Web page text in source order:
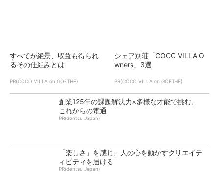
すべてが絶景、収益も得られ
るその仕組みとは
PR(COCO VILLA on GOETHE)
シェア別荘「COCO VILLA O
wners」3選
PR(COCO VILLA on GOETHE)
創業125年の課題解決力×多様な才能で挑む、
これからの電通
PR(dentsu Japan)
「楽しさ」を感じ、人の心を動かすクリエイテ
ィビティを届ける
PR(dentsu Japan)